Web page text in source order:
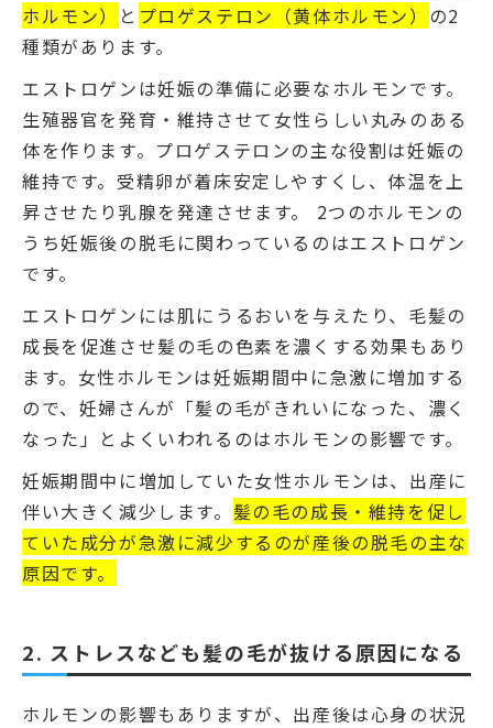
ホルモン）
と プロゲステロン（黄体ホルモン） の2
種類があります。
エストロゲンは妊娠の準備に必要なホルモンです。
生殖器官を発育・維持させて女性らしい丸みのある
体を作ります。プロゲステロンの主な役割は妊娠の
維持です。受精卵が着床安定しやすくし、体温を上
昇させたり乳腺を発達させます。 2つのホルモンの
うち妊娠後の脱毛に関わっているのはエストロゲン
です。
エストロゲンには肌にうるおいを与えたり、毛髪の
成長を促進させ髪の毛の色素を濃くする効果もあり
ます。女性ホルモンは妊娠期間中に急激に増加する
ので、妊婦さんが「髪の毛がきれいになった、濃く
なった」とよくいわれるのはホルモンの影響です。
妊娠期間中に増加していた女性ホルモンは、出産に
伴い大きく減少します。 髪の毛の成長・維持を促し
ていた成分が急激に減少するのが産後の脱毛の主な
原因です。
2. ストレスなども髪の毛が抜ける原因になる
ホルモンの影響もありますが、出産後は心身の状況